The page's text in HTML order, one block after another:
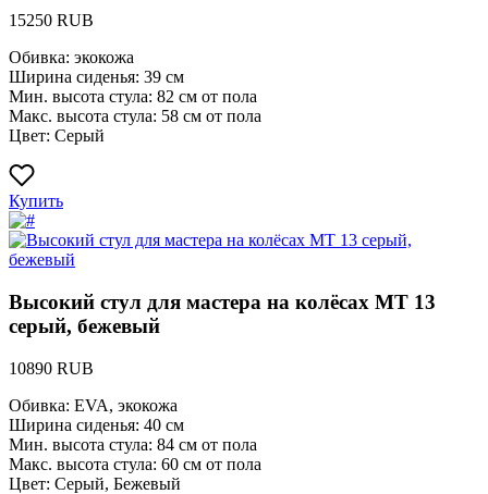
15250 RUB
Обивка: экокожа
Ширина сиденья: 39 см
Мин. высота стула: 82 см от пола
Макс. высота стула: 58 см от пола
Цвет: Серый
Купить
Высокий стул для мастера на колёсах MT 13
серый, бежевый
10890 RUB
Обивка: EVA, экокожа
Ширина сиденья: 40 см
Мин. высота стула: 84 см от пола
Макс. высота стула: 60 см от пола
Цвет: Серый, Бежевый